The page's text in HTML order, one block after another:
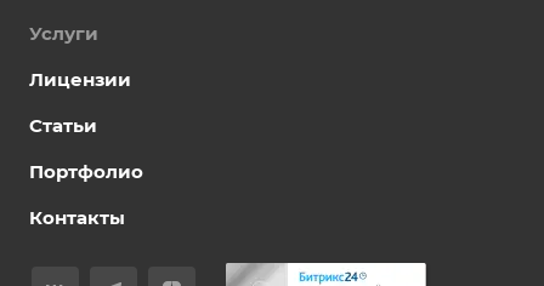
Услуги
Лицензии
Статьи
Портфолио
Контакты